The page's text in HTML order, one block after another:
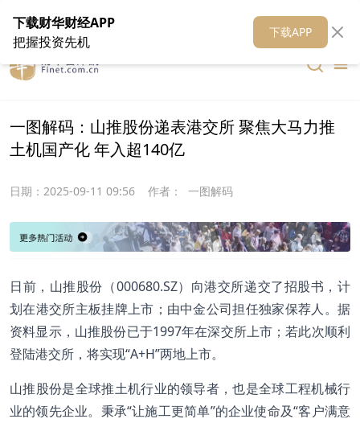
在线客服 关于我们 财华媒体矩阵 财华智库
一图解码：山推股份递表港交所 聚焦大马力推
土机国产化 年入超140亿
日期： 2025-09-11 09:56 作者： 一图解码
日前，山推股份（000680.SZ）向港交所递交了招股书，计
划在港交所主板挂牌上市；由中金公司担任独家保荐人。据
资料显示，山推股份已于1997年在深交所上市；若此次顺利
登陆港交所，将实现“A+H”两地上市。
山推股份是全球推土机行业的领导者，也是全球工程机械行
业的领先企业。秉承“让施工更简单”的企业使命及“客户满意
下载财华财经APP
把握投资先机
下载APP